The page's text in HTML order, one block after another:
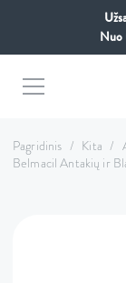
Pagridinis / Kita /
Belmacil Antakių ir